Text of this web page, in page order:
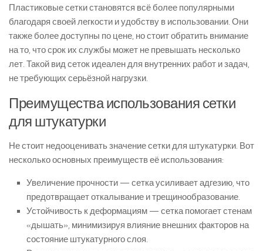
Пластиковые сетки становятся всё более популярными
благодаря своей легкости и удобству в использовании. Они
также более доступны по цене, но стоит обратить внимание
на то, что срок их службы может не превышать несколько
лет. Такой вид сеток идеален для внутренних работ и задач,
не требующих серьёзной нагрузки.
Преимущества использования сетки
для штукатурки
Не стоит недооценивать значение сетки для штукатурки. Вот
несколько основных преимуществ её использования:
Увеличение прочности — сетка усиливает адгезию, что
предотвращает откалывание и трещинообразование.
Устойчивость к деформациям — сетка помогает стенам
«дышать», минимизируя влияние внешних факторов на
состояние штукатурного слоя.